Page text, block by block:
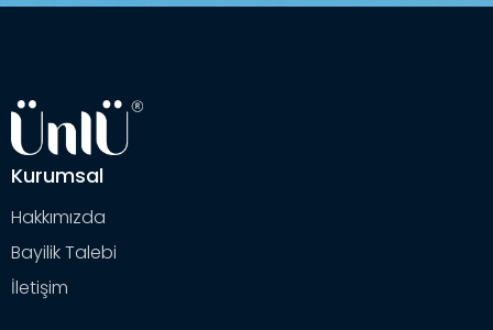
Kurumsal
Hakkımızda
Bayilik Talebi
İletişim